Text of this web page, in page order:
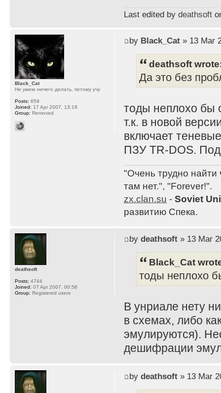
Last edited by deathsoft
by Black_Cat» 13 Mar
deathsoft
Да это без
тоды неплохо бы
т.к. в новой
включает
ПЗУ TR-DOS.
"Очень трудно найти
там нет.", "Forever!".
zx.clan.su - Soviet
развитию Спека.
Black_Cat
Не умею ничего делать, потому учу
Posts: 659
Joined: 17 Apr 2007, 13:19
Group: Removed
by deathsoft» 13 Mar
Black_Cat
тоды неплохо
В унриале нету
в схемах, либо
эмулируются).
дешифрации
deathsoft
Posts: 4744
Joined: 07 Apr 2007, 00:58
Group: Registered users
by deathsoft» 13 Mar